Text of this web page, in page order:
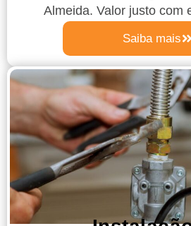
Almeida. Valor justo com
Saiba mais